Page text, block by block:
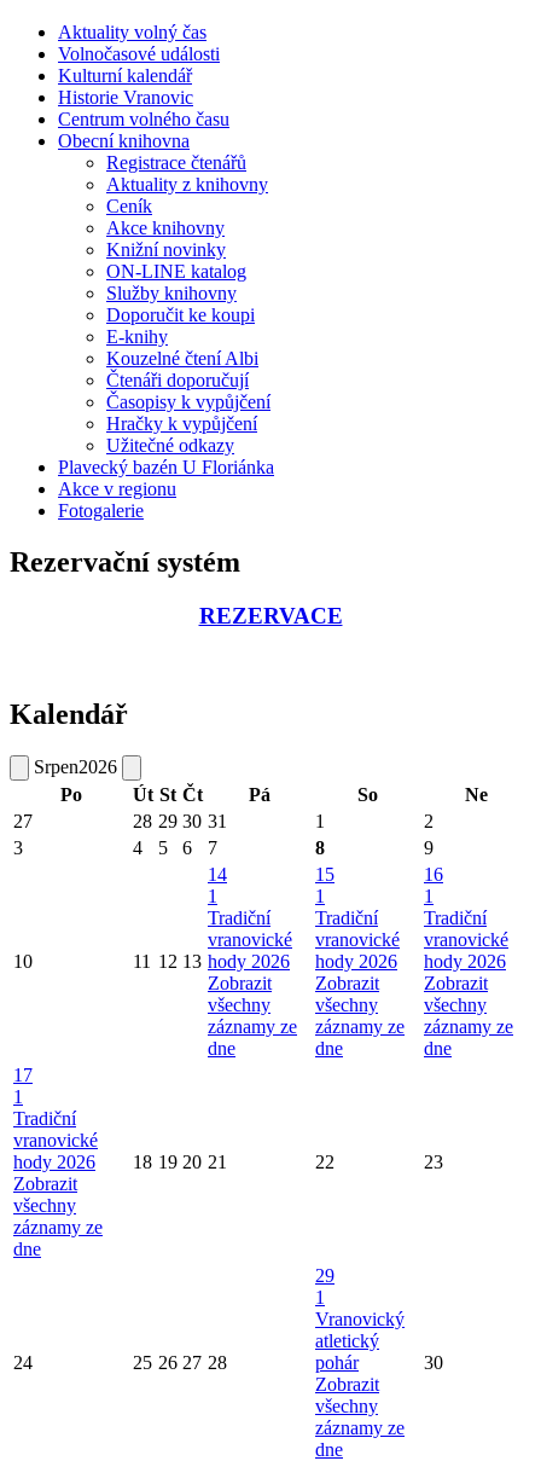
Aktuality volný čas
Volnočasové události
Kulturní kalendář
Historie Vranovic
Centrum volného času
Obecní knihovna
Registrace čtenářů
Aktuality z knihovny
Ceník
Akce knihovny
Knižní novinky
ON-LINE katalog
Služby knihovny
Doporučit ke koupi
E-knihy
Kouzelné čtení Albi
Čtenáři doporučují
Časopisy k vypůjčení
Hračky k vypůjčení
Užitečné odkazy
Plavecký bazén U Floriánka
Akce v regionu
Fotogalerie
Rezervační systém
REZERVACE
Kalendář
Srpen2026
Po
Út St Čt Pá So
Ne
27
28 29 30 31 1
2
3
4 5 6 7 8 9
10 11 12 13
14
1
Tradiční
vranovické
hody 2026
Zobrazit
všechny
záznamy ze
dne
15
1
Tradiční
vranovické
hody 2026
Zobrazit
všechny
záznamy ze
dne
16
1
Tradiční
vranovické
hody 2026
Zobrazit
všechny
záznamy ze
dne
17
1
Tradiční
vranovické
hody 2026
Zobrazit
všechny
záznamy ze
dne
18 19 20 21 22 23
24 25 26 27 28
29
1
Vranovický
atletický
pohár
Zobrazit
všechny
záznamy ze
dne
30